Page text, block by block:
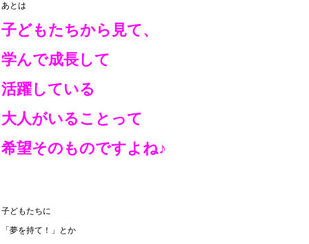
あとは
子どもたちから見て、
学んで成長して
活躍している
大人がいることって
希望そのものですよね♪
子どもたちに
「夢を持て！」とか